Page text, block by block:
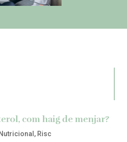
com haig de menjar?
, Risc